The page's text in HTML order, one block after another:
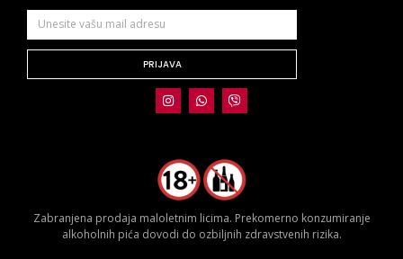
PRIJAVA
Zabranjena prodaja maloletnim licima. Prekomerno konzumiranje
alkoholnih pića dovodi do ozbiljnih zdravstvenih rizika.